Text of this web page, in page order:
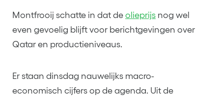
Montfrooij schatte in dat de olieprijs nog wel
even gevoelig blijft voor berichtgevingen over
Qatar en productieniveaus.
Er staan dinsdag nauwelijks macro-
economisch cijfers op de agenda. Uit de